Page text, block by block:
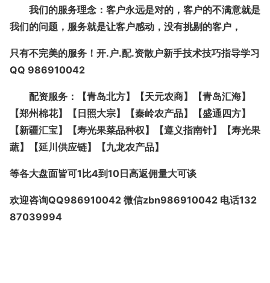
我们的服务理念：客户永远是对的，客户的不满意就是
我们的问题，服务就是让客户感动，没有挑剔的客户，
只有不完美的服务！开.户.配.资散户新手技术技巧指导学习
QQ 986910042
配资服务：【青岛北方】【天元农商】【青岛汇海】
【郑州棉花】【日照大宗】【秦岭农产品】【盛通四方】
【新疆汇宝】【寿光果菜品种权】【遵义指南针】【寿光果
蔬】【延川供应链】【九龙农产品】
等各大盘面皆可1比4到10日高返佣量大可谈
欢迎咨询QQ986910042 微信zbn986910042 电话132
87039994